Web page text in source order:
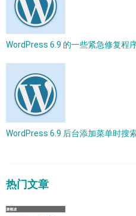
WordPress 6.9 的一些紧急修复程
WordPress 6.9 后台添加菜单时搜
热门文章